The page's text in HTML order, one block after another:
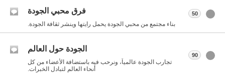
فرق محبي الجودة
بناء مجتمع من محبي الجودة يحمل رايتها وينشر ثقافة الجودة.
50
الجودة حول العالم
تجارب الجودة عالمياً، ونرحب فيه باستضافة الأعضاء من كل
أنحاء العالم لتبادل الخبرات.
90